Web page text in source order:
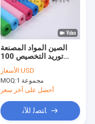
الصين المواد المصنعة
توريد التخصيص 100
البولي بروبلين PP غير
المنسوجة مفرش المائدة
الأسعار:USD
MOQ:
1 مجموعة
أحصل على آخر سعر
ﺎﺘﺼﻟ ﺍﻶﻧ